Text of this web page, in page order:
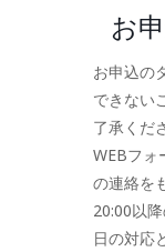
お
お申込の
できない
了承くだ
WEBフォ
の連絡を
20:00以
日の対応